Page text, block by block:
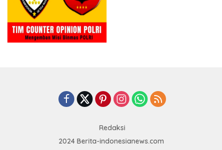
Redaksi
2024 Berita-indonesianews.com